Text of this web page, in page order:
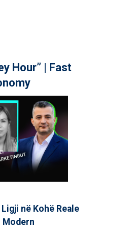
Hour” | Fast
Ligji në Kohë Reale
Modern